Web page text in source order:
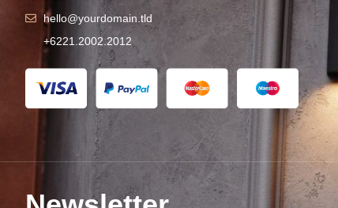
hello@yourdomain.tld
+6221.2002.2012